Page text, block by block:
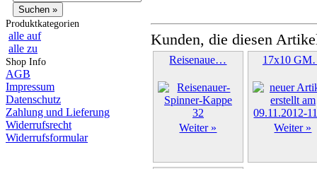
Produktkategorien
alle auf
alle zu
Shop Info
AGB
Impressum
Datenschutz
Zahlung und Lieferung
Widerrufsrecht
Widerrufsformular
Kunden, die diesen
Reisenaue…
Weiter »
17x10
Weiter »